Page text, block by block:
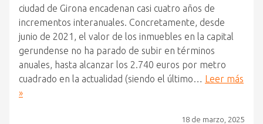
ciudad de Girona encadenan casi cuatro años de
incrementos interanuales. Concretamente, desde
junio de 2021, el valor de los inmuebles en la capital
gerundense no ha parado de subir en términos
anuales, hasta alcanzar los 2.740 euros por metro
cuadrado en la actualidad (siendo el último… Leer más
»
18 de marzo, 2025